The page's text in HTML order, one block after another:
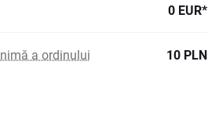
0 EUR*
a ordinului 10 PLN